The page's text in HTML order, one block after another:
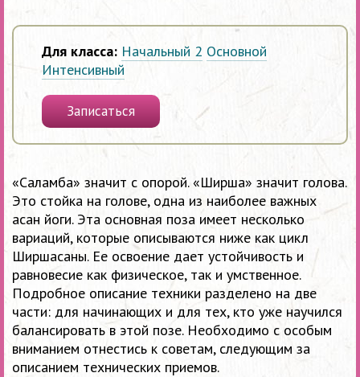
Для класса: Начальный 2 Основной
Интенсивный
Записаться
«Саламба» значит с опорой. «Ширша» значит голова.
Это стойка на голове, одна из наиболее важных
асан йоги. Эта основная поза имеет несколько
вариаций, которые описываются ниже как цикл
Ширшасаны. Ее освоение дает устойчивость и
равновесие как физическое, так и умственное.
Подробное описание техники разделено на две
части: для начинающих и для тех, кто уже научился
балансировать в этой позе. Необходимо с особым
вниманием отнестись к советам, следующим за
описанием технических приемов.